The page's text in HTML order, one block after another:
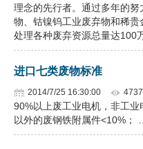
理念的先行者。通过多年的
物、钴镍钨工业废弃物和稀
处理各种废弃资源总量达100
进口七类废物标准
2014/7/25 16:30:00
90%以上废工业电机，非工
以外的废钢铁附属件<10%； …